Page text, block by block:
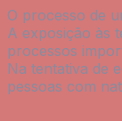
O processo de
A exposição às
processos
Na tentativa de
pessoas com